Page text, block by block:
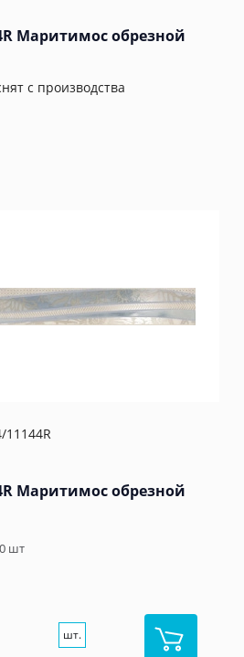
Маритимос обрезной
с производства
11144R
Маритимос обрезной
шт
шт.